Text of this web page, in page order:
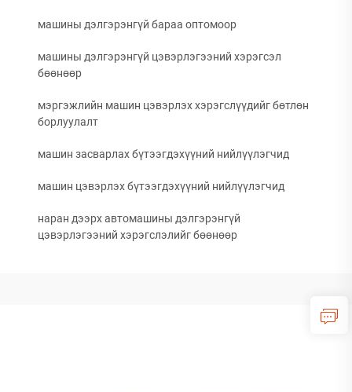
машины дэлгэрэнгүй бараа оптомоор
машины дэлгэрэнгүй цэвэрлэгээний хэрэгсэл
бөөнөөр
мэргэжлийн машин цэвэрлэх хэрэгслүүдийг бөтлөн
борлуулалт
машин засварлах бүтээгдэхүүний нийлүүлэгчид
машин цэвэрлэх бүтээгдэхүүний нийлүүлэгчид
наран дээрх автомашины дэлгэрэнгүй
цэвэрлэгээний хэрэгслэлийг бөөнөөр